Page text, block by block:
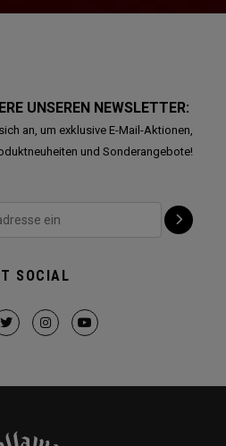
UNSEREN NEWSLETTER:
an, um exklusive E-Mail-Aktionen,
und Sonderangebote!
SOCIAL